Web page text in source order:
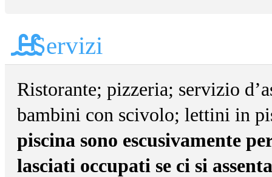
Servizi
Ristorante; pizzeria; servizio
bambini con scivolo; lettini in
piscina sono escusivamente
lasciati occupati se ci si assenta